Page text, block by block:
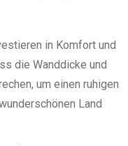
in Komfort und
die Wanddicke und
um einen ruhigen
Land